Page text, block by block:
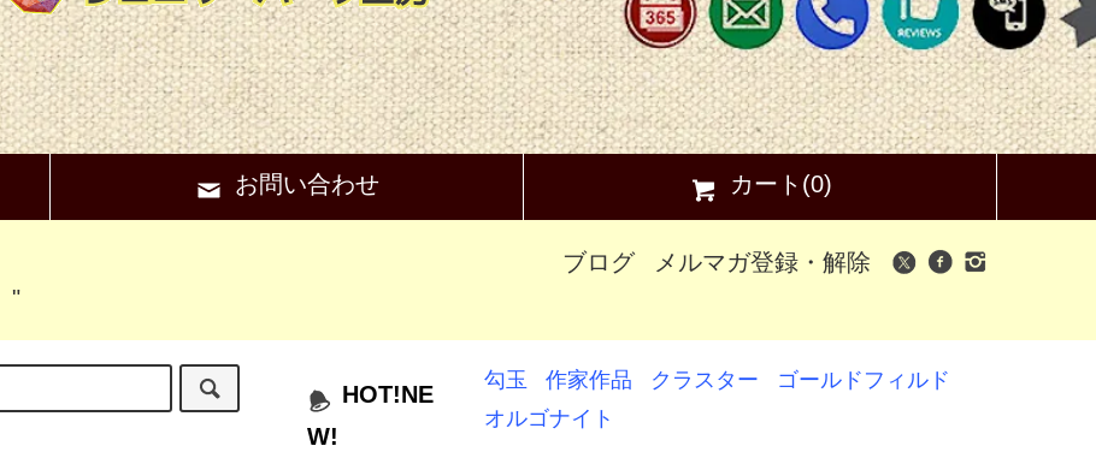
お問い合わせ カート(0)
"
ブログ メルマガ登録・解除
HOT!NE
W!
勾玉 作家作品 クラスター
ゴールドフィルド
オルゴナイト